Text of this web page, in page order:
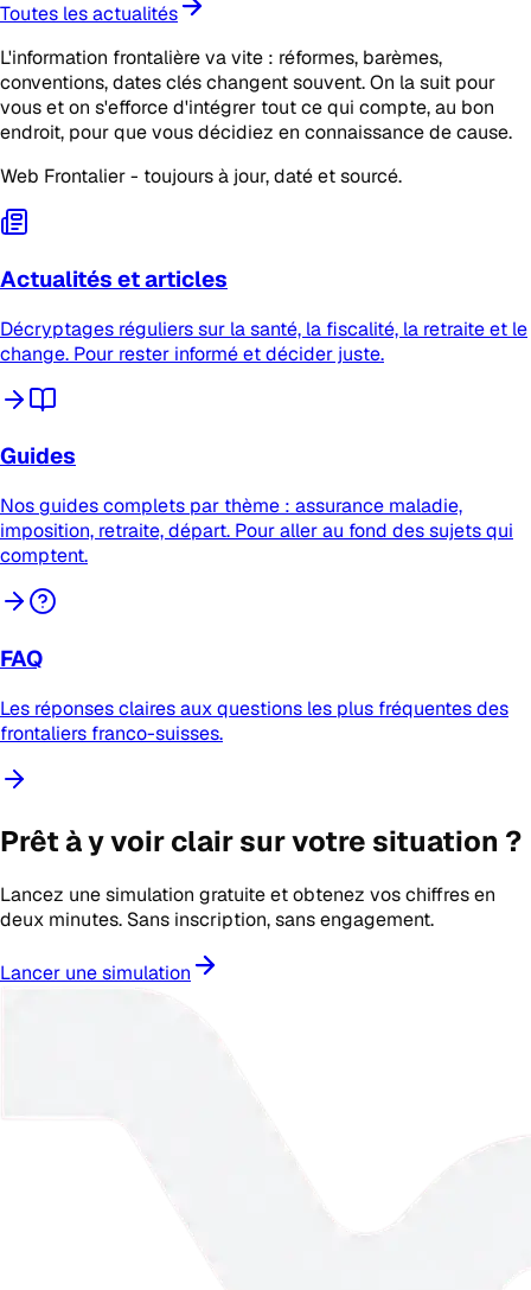
Toutes les actualités
L'information frontalière va vite : réformes, barèmes,
conventions, dates clés changent souvent. On la suit pour
vous et on s'efforce d'intégrer tout ce qui compte, au bon
endroit, pour que vous décidiez en connaissance de cause.
Web Frontalier - toujours à jour, daté et sourcé.
Actualités et articles
Décryptages réguliers sur la santé, la fiscalité, la retraite et le
change. Pour rester informé et décider juste.
Guides
Nos guides complets par thème : assurance maladie,
imposition, retraite, départ. Pour aller au fond des sujets qui
comptent.
FAQ
Les réponses claires aux questions les plus fréquentes des
frontaliers franco-suisses.
Prêt à y voir clair sur votre situation ?
Lancez une simulation gratuite et obtenez vos chiffres en
deux minutes. Sans inscription, sans engagement.
Lancer une simulation